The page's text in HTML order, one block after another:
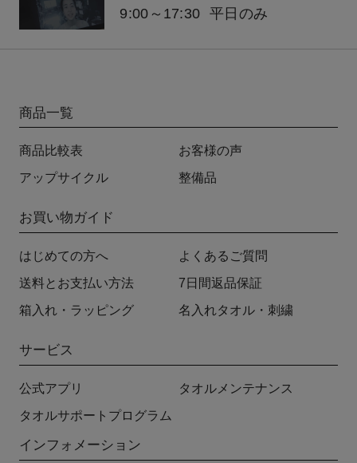
9:00～17:30 平日のみ
商品一覧
商品比較表 お客様の声
アップサイクル 整備品
お買い物ガイド
はじめての方へ よくあるご質問
送料とお支払い方法 7日間返品保証
箱入れ・ラッピング 名入れタオル・刺繍
サービス
公式アプリ タオルメンテナンス
タオルサポートプログラム
インフォメーション